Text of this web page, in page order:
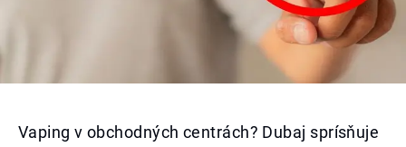
Vaping v obchodných centrách? Dubaj sprísňuje